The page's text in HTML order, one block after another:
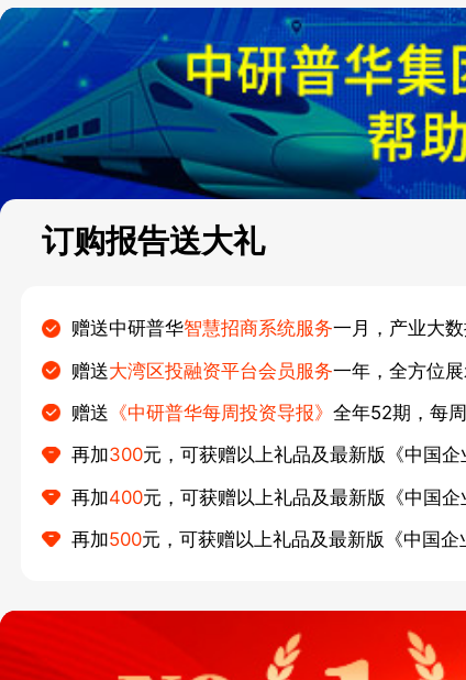
订购报告送大礼
赠送中研普华智慧招商系统服务一月，产业大
赠送大湾区投融资平台会员服务一年，全方位
赠送 《中研普华每周投资导报》 全年52期，每
再加300元，可获赠以上礼品及最新版《中国
再加400元，可获赠以上礼品及最新版《中国
再加500元，可获赠以上礼品及最新版《中国企